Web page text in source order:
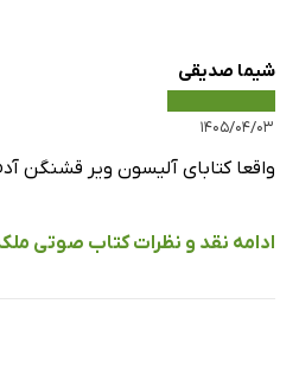
شیما صدیقی
۱۴۰۵/۰۴/۰۳
واقعا کتابای آلیسون ویر قشنگن
ادامه نقد و نظرات کتاب صوتی